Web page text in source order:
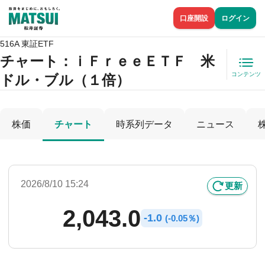
口座開設 ログイン
516A 東証ETF
チャート：
ｉＦｒｅｅＥＴＦ 米
ドル・ブル（１倍）
コンテンツ
株価 チャート 時系列データ ニュース
2026/8/10 15:24 更新
2,043.0 -1.0 (-0.05％)